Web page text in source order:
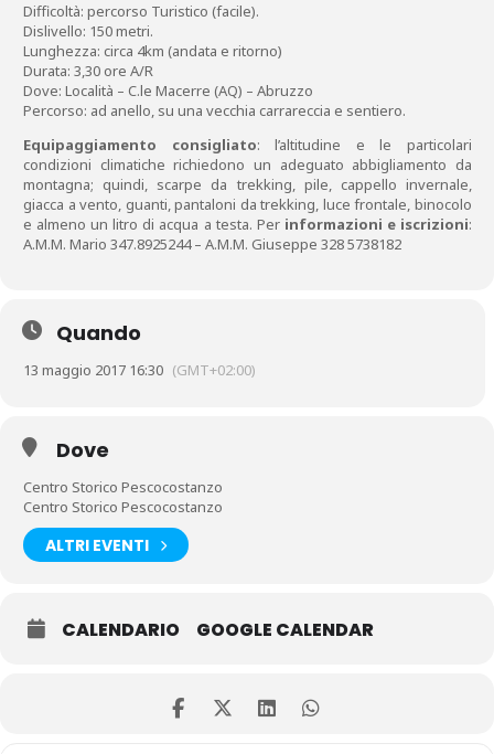
Difficoltà: percorso Turistico (facile).
Dislivello: 150 metri.
Lunghezza: circa 4km (andata e ritorno)
Durata: 3,30 ore A/R
Dove: Località – C.le Macerre (AQ) – Abruzzo
Percorso: ad anello, su una vecchia carrareccia e sentiero.
Equipaggiamento consigliato: l’altitudine e le particolari
condizioni climatiche richiedono un adeguato abbigliamento da
montagna; quindi, scarpe da trekking, pile, cappello invernale,
giacca a vento, guanti, pantaloni da trekking, luce frontale, binocolo
e almeno un litro di acqua a testa. Perinformazioni e iscrizioni:
A.M.M. Mario 347.8925244 – A.M.M. Giuseppe 328 5738182
Quando
13 maggio 2017 16:30 (GMT+02:00)
Dove
Centro Storico Pescocostanzo
Centro Storico Pescocostanzo
ALTRI EVENTI
CALENDARIO GOOGLE CALENDAR